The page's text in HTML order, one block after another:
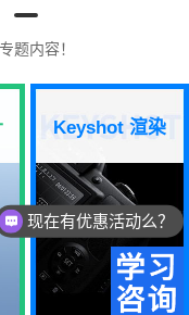
题内容！
Keyshot 渲染
现在有优惠活动么？